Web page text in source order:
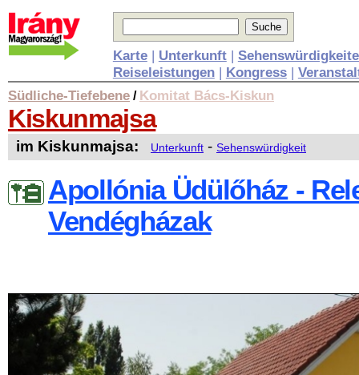
Karte| Unterkunft|
Reiseleistungen| Kongress|
Südliche-Tiefebene / Komitat Bács-Kiskun
Kiskunmajsa
im Kiskunmajsa: Unterkunft - Sehenswürdigkeit
Apollónia Üdülőház -
Vendégházak